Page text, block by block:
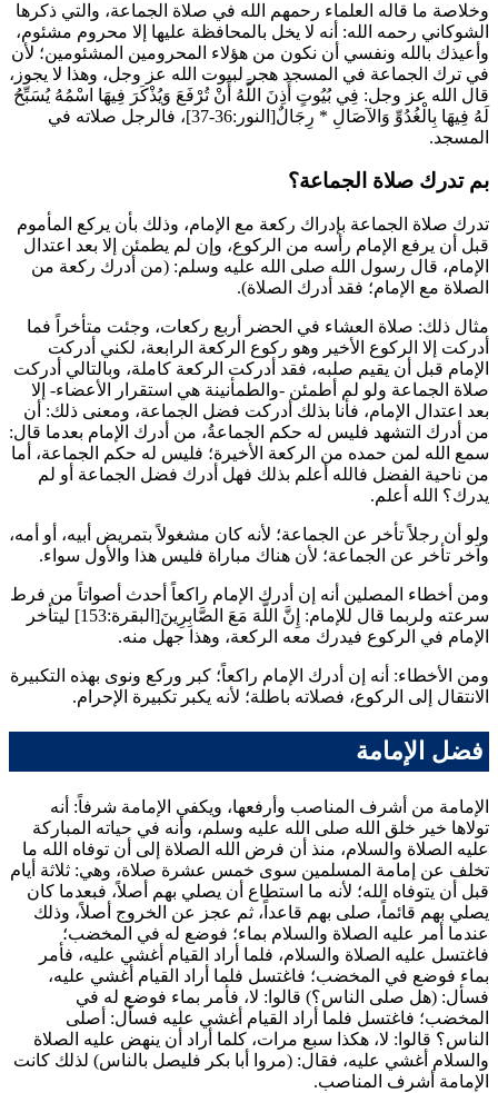
وخلاصة ما قاله العلماء رحمهم الله في صلاة الجماعة، والتي ذكرها
الشوكاني رحمه الله: أنه لا يخل بالمحافظة عليها إلا محروم مشئوم،
وأعيذك بالله ونفسي أن نكون من هؤلاء المحرومين المشئومين؛ لأن
في ترك الجماعة في المسجد هجر لبيوت الله عز وجل، وهذا لا يجوز،
قال الله عز وجل: فِي بُيُوتٍ أَذِنَ اللَّهُ أَنْ تُرْفَعَ وَيُذْكَرَ فِيهَا اسْمُهُ يُسَبِّحُ
لَهُ فِيهَا بِالْغُدُوِّ وَالآصَالِ * رِجَالٌ[النور:36-37]، فالرجل صلاته في
المسجد.
بم تدرك صلاة الجماعة؟
تدرك صلاة الجماعة بإدراك ركعة مع الإمام، وذلك بأن يركع المأموم
قبل أن يرفع الإمام رأسه من الركوع، وإن لم يطمئن إلا بعد اعتدال
الإمام، قال رسول الله صلى الله عليه وسلم: (من أدرك ركعة من
الصلاة مع الإمام؛ فقد أدرك الصلاة).
مثال ذلك: صلاة العشاء في الحضر أربع ركعات، وجئت متأخراً فما
أدركت إلا الركوع الأخير وهو ركوع الركعة الرابعة، لكني أدركت
الإمام قبل أن يقيم صلبه، فقد أدركت الركعة كاملة، وبالتالي أدركت
صلاة الجماعة ولو لم أطمئن -والطمأنينة هي استقرار الأعضاء- إلا
بعد اعتدال الإمام، فأنا بذلك أدركت فضل الجماعة، ومعنى ذلك: أن
من أدرك التشهد فليس له حكم الجماعةُ، من أدرك الإمام بعدما قال:
سمع الله لمن حمده من الركعة الأخيرة؛ فليس له حكم الجماعة، أما
من ناحية الفضل فالله أعلم بذلك فهل أدرك فضل الجماعة أو لم
يدرك؟ الله أعلم.
ولو أن رجلاً تأخر عن الجماعة؛ لأنه كان مشغولاً بتمريض أبيه، أو أمه،
وآخر تأخر عن الجماعة؛ لأن هناك مباراة فليس هذا والأول سواء.
ومن أخطاء المصلين أنه إن أدرك الإمام راكعاً أحدث أصواتاً من فرط
سرعته ولربما قال للإمام: إِنَّ اللَّهَ مَعَ الصَّابِرِينَ[البقرة:153] ليتأخر
الإمام في الركوع فيدرك معه الركعة، وهذا جهل منه.
ومن الأخطاء: أنه إن أدرك الإمام راكعاً؛ كبر وركع ونوى بهذه التكبيرة
الانتقال إلى الركوع، فصلاته باطلة؛ لأنه يكبر تكبيرة الإحرام.
فضل الإمامة
الإمامة من أشرف المناصب وأرفعها، ويكفي الإمامة شرفاً: أنه
تولاها خير خلق الله صلى الله عليه وسلم، وأنه في حياته المباركة
عليه الصلاة والسلام، منذ أن فرض الله الصلاة إلى أن توفاه الله ما
تخلف عن إمامة المسلمين سوى خمس عشرة صلاة، وهي: ثلاثة أيام
قبل أن يتوفاه الله؛ لأنه ما استطاع أن يصلي بهم أصلاً، فبعدما كان
يصلي بهم قائماً، صلى بهم قاعداً، ثم عجز عن الخروج أصلاً، وذلك
عندما أمر عليه الصلاة والسلام بماء؛ فوضع له في المخضب؛
فاغتسل عليه الصلاة والسلام، فلما أراد القيام أغشي عليه، فأمر
بماء فوضع في المخضب؛ فاغتسل فلما أراد القيام أغشي عليه،
فسأل: (هل صلى الناس؟) قالوا: لا، فأمر بماء فوضع له في
المخضب؛ فاغتسل فلما أراد القيام أغشي عليه فسأل: أصلى
الناس؟ قالوا: لا، هكذا سبع مرات، كلما أراد أن ينهض عليه الصلاة
والسلام أغشي عليه، فقال: (مروا أبا بكر فليصل بالناس) لذلك كانت
الإمامة أشرف المناصب.